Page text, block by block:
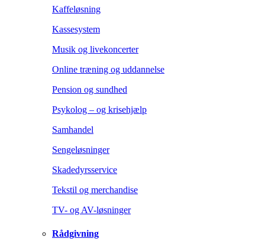
Kaffeløsning
Kassesystem
Musik og livekoncerter
Online træning og uddannelse
Pension og sundhed
Psykolog – og krisehjælp
Samhandel
Sengeløsninger
Skadedyrsservice
Tekstil og merchandise
TV- og AV-løsninger
Rådgivning